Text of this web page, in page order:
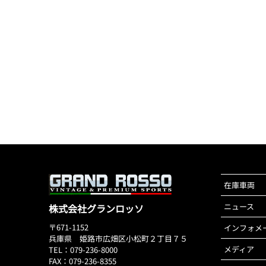
株式会社グランロッソ
〒671-1152
兵庫県 姫路市広畑区小松町２丁目７５
TEL：079-236-8000
FAX：079-236-8355
在庫車両
ニュース
インフォメ
メディア